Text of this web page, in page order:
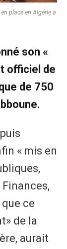
place en Algérie a
son «
officiel de
de 750
« mis en
ce
de la
aurait